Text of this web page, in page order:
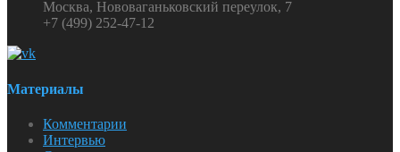
Москва, Нововаганьковский переулок, 7
+7 (499) 252-47-12
Материалы
Комментарии
Интервью